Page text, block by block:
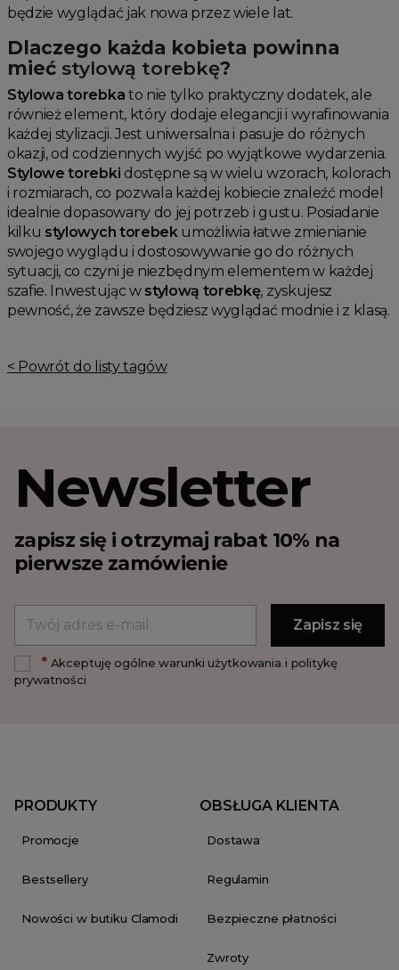
będzie wyglądać jak nowa przez wiele lat.
Dlaczego każda kobieta powinna
mieć stylową torebkę?
Stylowa torebka to nie tylko praktyczny dodatek, ale
również element, który dodaje elegancji i wyrafinowania
każdej stylizacji. Jest uniwersalna i pasuje do różnych
okazji, od codziennych wyjść po wyjątkowe wydarzenia.
Stylowe torebki dostępne są w wielu wzorach, kolorach
i rozmiarach, co pozwala każdej kobiecie znaleźć model
idealnie dopasowany do jej potrzeb i gustu. Posiadanie
kilku stylowych torebek umożliwia łatwe zmienianie
swojego wyglądu i dostosowywanie go do różnych
sytuacji, co czyni je niezbędnym elementem w każdej
szafie. Inwestując w stylową torebkę, zyskujesz
pewność, że zawsze będziesz wyglądać modnie i z klasą.
< Powrót do listy tagów
Newsletter
zapisz się i otrzymaj rabat 10% na
pierwsze zamówienie
*Akceptuję ogólne warunki użytkowania i politykę
prywatności
PRODUKTY
Promocje
Bestsellery
Nowości w butiku Clamodi
OBSŁUGA KLIENTA
Dostawa
Regulamin
Bezpieczne płatności
Zwroty